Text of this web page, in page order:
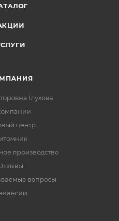
Глухова
центр
производство
вопросы